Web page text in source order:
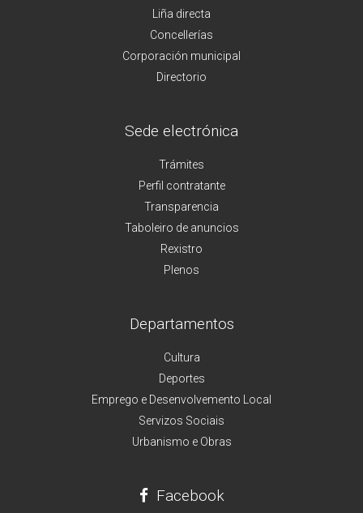
Liña directa
Concellerías
Corporación municipal
Directorio
Sede electrónica
Trámites
Perfil contratante
Transparencia
Taboleiro de anuncios
Rexistro
Plenos
Departamentos
Cultura
Deportes
Emprego e Desenvolvemento Local
Servizos Sociais
Urbanismo e Obras
Facebook